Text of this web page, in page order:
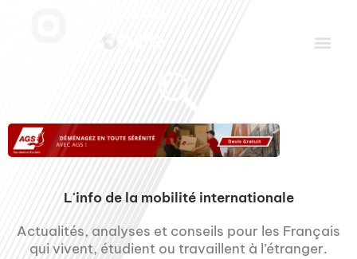
L'info de la mobilité internationale
Actualités, analyses et conseils pour les Français
qui vivent, étudient ou travaillent à l’étranger.